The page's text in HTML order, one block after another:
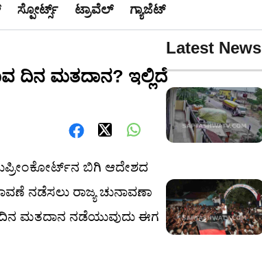
ಸ್ಪೋರ್ಟ್ಸ್ ಟ್ರಾವೆಲ್ ಗ್ಯಾಜೆಟ್
ದಿನ ಮತದಾನ? ಇಲ್ಲಿದೆ
ಬಿಗಿ ಆದೇಶದ
ನಡೆಸಲು ರಾಜ್ಯ ಚುನಾವಣಾ
ಮತದಾನ ನಡೆಯುವುದು ಈಗ
Latest News